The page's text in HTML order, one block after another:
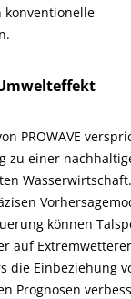
konventionelle
PROWAVE
zu einer
können
auf
die Einbeziehung
Prognosen